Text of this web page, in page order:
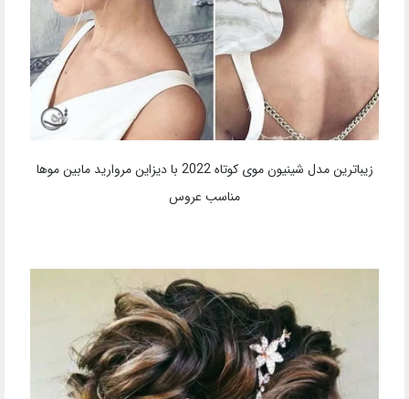
زیباترین مدل شینیون موی کوتاه 2022 با دیزاین مروارید مابین موها
مناسب عروس